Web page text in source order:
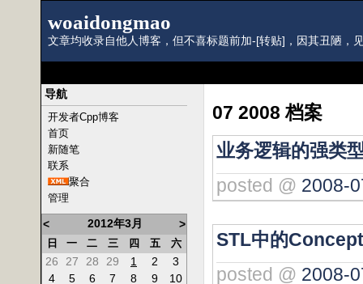
woaidongmao
文章均收录自他人博客，但不喜标题前加-[转贴]，因其丑陋，
导航
开发者Cpp博客
首页
新随笔
联系
聚合
管理
< 2012年3月 >
日 一 二 三 四 五 六
26 27 28 29 1 2
3
4
5 6 7 8 9
10
07 2008 档案
业务逻辑的强类
posted @ 2008-
STL中的
posted @ 2008-